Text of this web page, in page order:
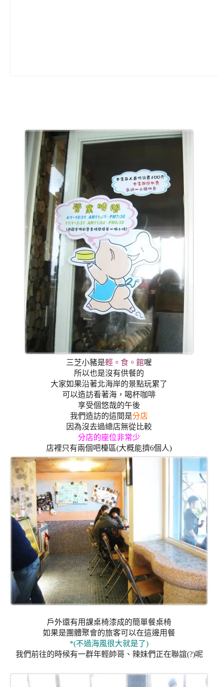
三芝小豬是輕。食。館喔
所以也是沒有供餐的
大家如果沿著北海岸的景點玩累了
可以造訪看著海，喝杯咖啡
享受個悠哉的午後
我們造訪的這間是分店
因為沒去過總店無從比較
分店的座位非常少
店裡只有兩個吧檯區(大概能擠6個人)
戶外還有用課桌椅漆成的簡單餐桌椅
如果是團體聚會的旅客可以在這邊用餐
*(不過海風很大就是了)
我們前往的時候有一群年輕帥哥、辣妹們正在聯誼(?)呢